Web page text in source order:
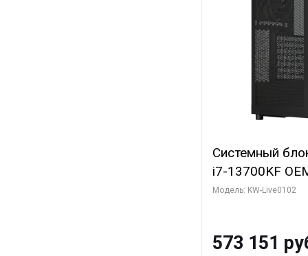
Системный
i7-13700KF
7, C16 8EC/
Turbo/ 960 ГБ
Модель: KW-Live0102
573 151